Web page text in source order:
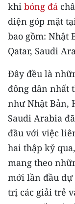
CHƯƠNG TRÌNH
MỘT SẢN PHẨM
MEDIA CENTER
E-Magazine
Video
Media Chính trị
Media Kinh tế
Media Văn hóa
khi bóng đá
diện góp mặt
bao gồm: Nhật
Qatar, Saudi
Đây đều là
đông dân nhất
như Nhật Bản,
Saudi Arabia
đầu với việc
hai thập kỷ
mang theo
mới lần đầu dự
trị các giải trẻ